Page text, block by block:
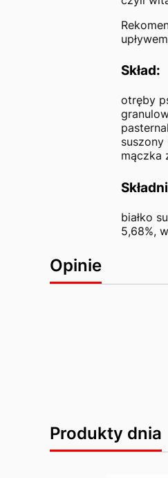
Skład:
otręby
suszony
mączka
białko
5,68%,
Opinie
Produkty dnia